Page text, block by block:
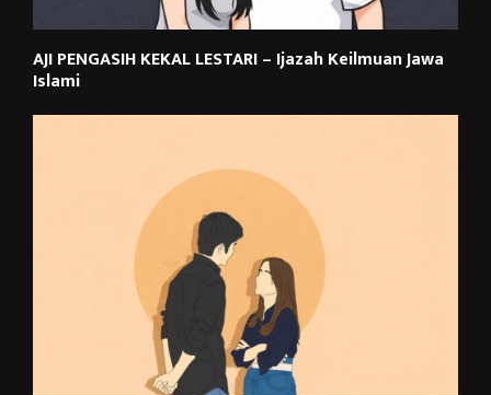
AJI PENGASIH KEKAL LESTARI – Ijazah Keilmuan Jawa
Islami